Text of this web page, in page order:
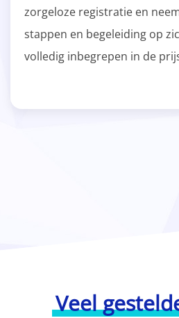
zorgeloze registratie en
stappen en begeleiding op
volledig inbegrepen in de
Veel